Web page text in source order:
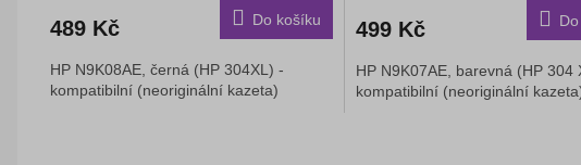
489 Kč Do košíku
HP N9K08AE, černá (HP 304XL) -
kompatibilní (neoriginální kazeta)
499 Kč
HP N9K07AE, barevná (HP 304
kompatibilní (neoriginální